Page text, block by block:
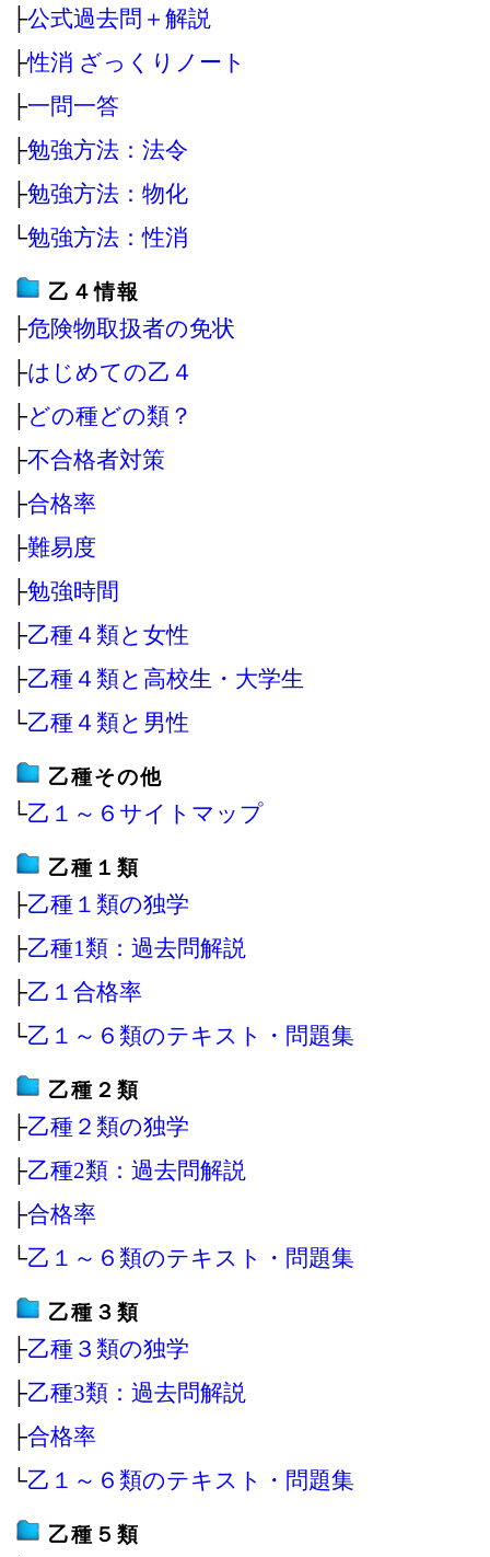
├公式過去問＋解説
├性消 ざっくりノート
├一問一答
├勉強方法：法令
├勉強方法：物化
└勉強方法：性消
乙４情報
├危険物取扱者の免状
├はじめての乙４
├どの種どの類？
├不合格者対策
├合格率
├難易度
├勉強時間
├乙種４類と女性
├乙種４類と高校生・大学生
└乙種４類と男性
乙種その他
└乙１～６サイトマップ
乙種１類
├乙種１類の独学
├乙種1類：過去問解説
├乙１合格率
└乙１～６類のテキスト・問題集
乙種２類
├乙種２類の独学
├乙種2類：過去問解説
├合格率
└乙１～６類のテキスト・問題集
乙種３類
├乙種３類の独学
├乙種3類：過去問解説
├合格率
└乙１～６類のテキスト・問題集
乙種５類